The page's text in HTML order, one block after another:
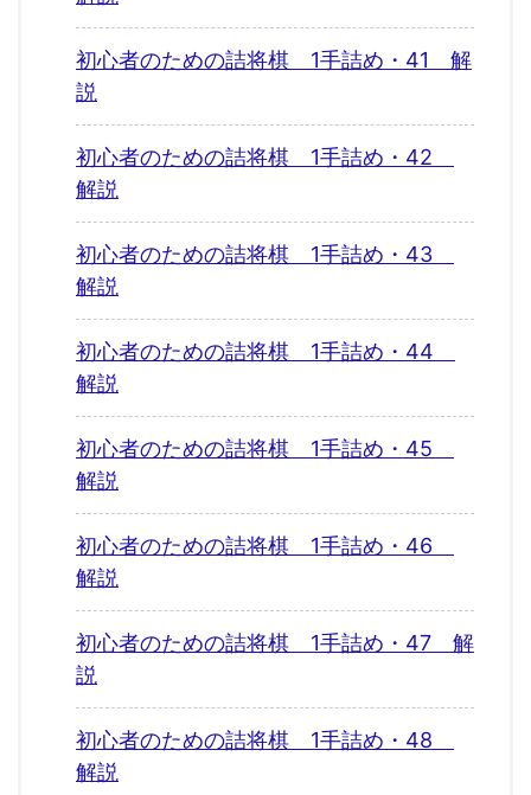
初心者のための詰将棋 1手詰め・41 解
説
初心者のための詰将棋 1手詰め・42
解説
初心者のための詰将棋 1手詰め・43
解説
初心者のための詰将棋 1手詰め・44
解説
初心者のための詰将棋 1手詰め・45
解説
初心者のための詰将棋 1手詰め・46
解説
初心者のための詰将棋 1手詰め・47 解
説
初心者のための詰将棋 1手詰め・48
解説